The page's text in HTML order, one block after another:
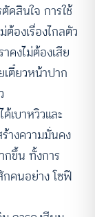
ดสินใจ การใช้
องเรื่องไกลตัว
คงไม่ต้องเสีย
เตี๋ยวหน้าปาก
เบาหวิวและ
างความมั่นคง
กขึ้น ทั้งการ
กคนอย่าง โซฟี